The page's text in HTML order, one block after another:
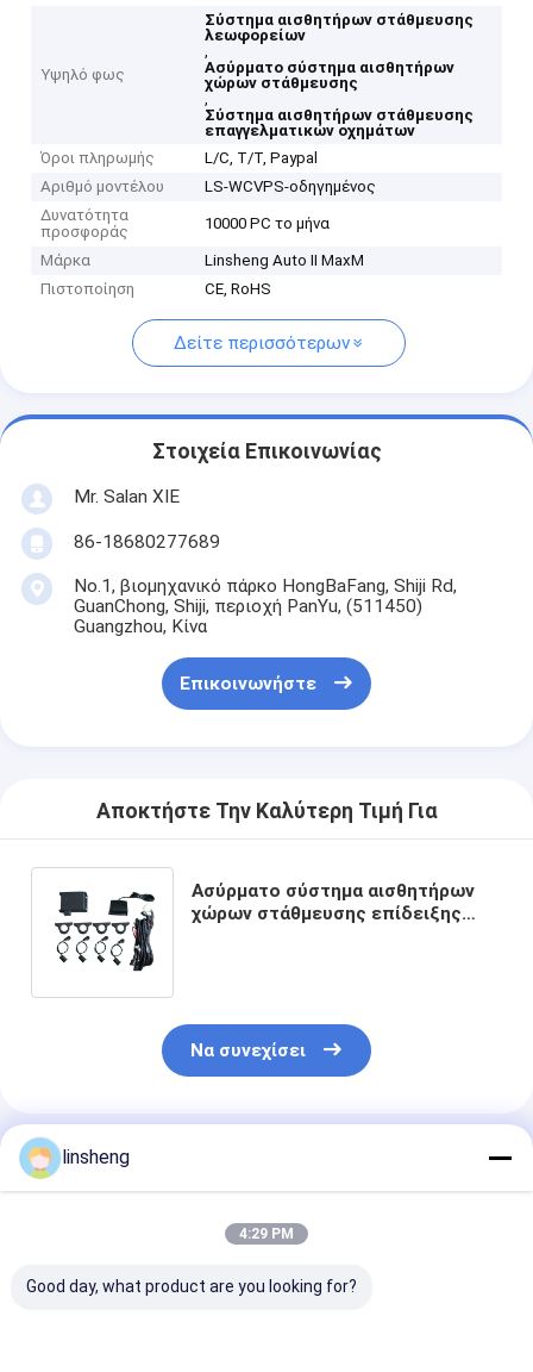
Υψηλό φως
Σύστημα αισθητήρων στάθμευσης
λεωφορείων
,
Ασύρματο σύστημα αισθητήρων
χώρων στάθμευσης
,
Σύστημα αισθητήρων στάθμευσης
επαγγελματικών οχημάτων
Όροι πληρωμής
L/C, T/T, Paypal
Αριθμό μοντέλου
LS-WCVPS-οδηγημένος
Δυνατότητα
προσφοράς
10000 PC το μήνα
Μάρκα
Linsheng Auto II MaxM
Πιστοποίηση
CE, RoHS
Δείτε περισσότερων
Στοιχεία Επικοινωνίας
Mr. Salan XIE
86-18680277689
No.1, βιομηχανικό πάρκο HongBaFang, Shiji Rd,
GuanChong, Shiji, περιοχή PanYu, (511450)
Guangzhou, Κίνα
Επικοινωνήστε
Αποκτήστε Την Καλύτερη Τιμή Για
Ασύρματο σύστημα αισθητήρων
χώρων στάθμευσης επίδειξης
Να συνεχίσει
Συνιστώμενα Προϊόντα
linsheng
4:29 PM
Good day, what product are you looking for?